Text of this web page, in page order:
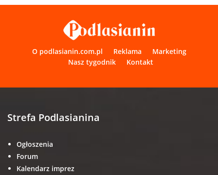
O podlasianin.com.pl Reklama
Marketing
Nasz tygodnik
Kontakt
Strefa Podlasianina
Ogłoszenia
Forum
Kalendarz imprez